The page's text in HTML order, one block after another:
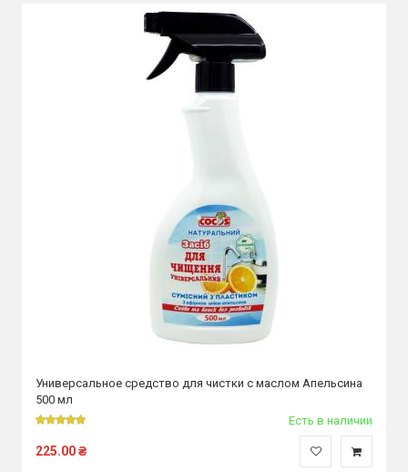
Универсальное средство для чистки с маслом Апельсина
500 мл
Есть в наличии
225.00₴